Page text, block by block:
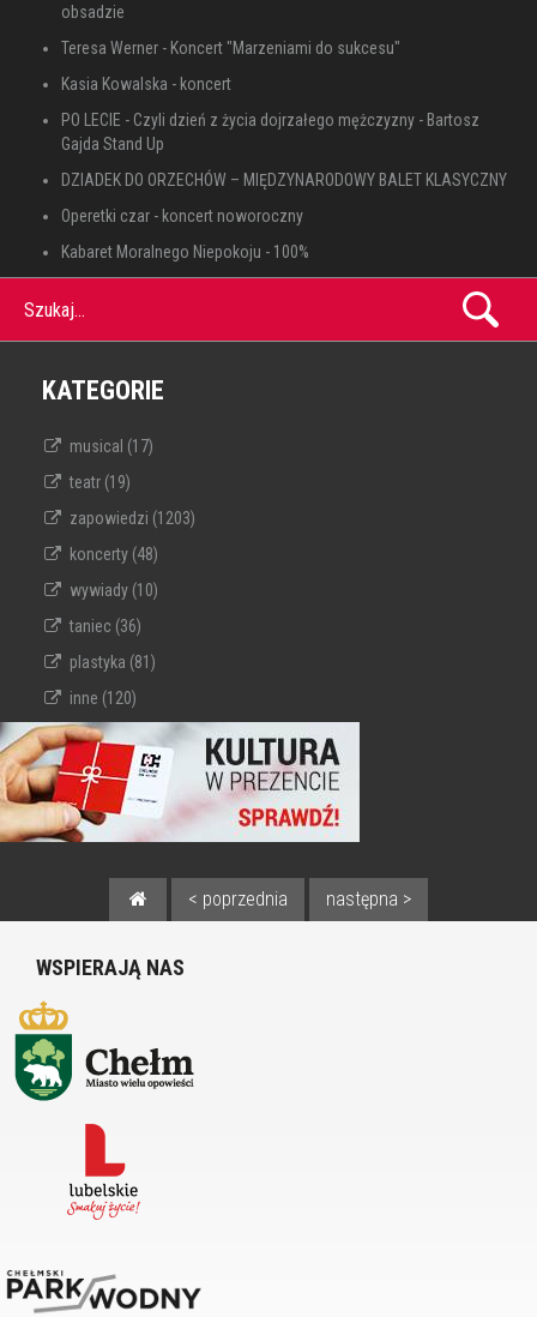
obsadzie
Teresa Werner - Koncert "Marzeniami do sukcesu"
Kasia Kowalska - koncert
PO LECIE - Czyli dzień z życia dojrzałego mężczyzny - Bartosz
Gajda Stand Up
DZIADEK DO ORZECHÓW – MIĘDZYNARODOWY BALET KLASYCZNY
Operetki czar - koncert noworoczny
Kabaret Moralnego Niepokoju - 100%
Szukaj...
KATEGORIE
musical (17)
teatr (19)
zapowiedzi (1203)
koncerty (48)
wywiady (10)
taniec (36)
plastyka (81)
inne (120)
< poprzednia następna >
WSPIERAJĄ NAS